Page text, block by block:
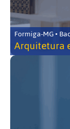
Formiga-MG •
Arquitetura